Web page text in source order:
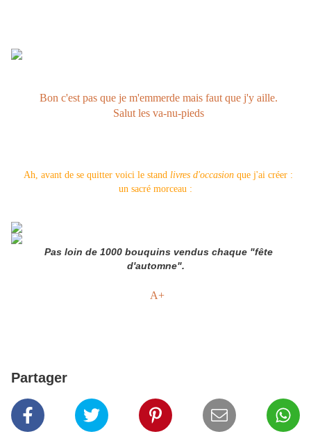
Bon c'est pas que je m'emmerde mais faut que j'y aille.
Salut les va-nu-pieds
Ah, avant de se quitter voici le stand livres d'occasionque j'ai créer :
un sacré morceau :
Pas loin de 1000 bouquins vendus chaque "fête
d'automne".
A+
Partager